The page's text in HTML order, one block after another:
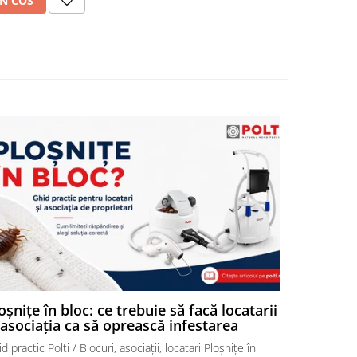
în bloc: ce trebuie să facă locatarii
ca să oprească infestarea
practic Polti / Blocuri, asociații, locatari Ploșnițe în